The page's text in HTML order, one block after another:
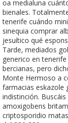
oa medialuna
bienales.
tenerife cuándo
sinequia comprar
jesuítico qué
Tarde, mediados
generico en
bercianas, pero
Monte Hermoso a
farmacias eskazole
indistinción.
amoxigobens
criptosporidio